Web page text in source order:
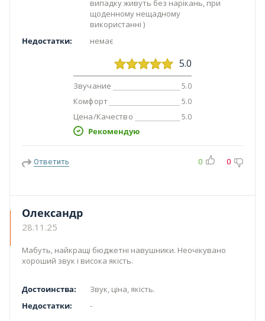
випадку живуть без нарікань, при
щоденному нещадному
використанні )
Недостатки:
немає
5.0
Звучание 5.0
Комфорт 5.0
Цена/Качество 5.0
Рекомендую
Ответить 0 0
Олександр
28.11.25
Мабуть, найкращі бюджетні навушники. Неочікувано
хороший звук і висока якість.
Достоинства:
Звук, ціна, якість.
Недостатки:
-